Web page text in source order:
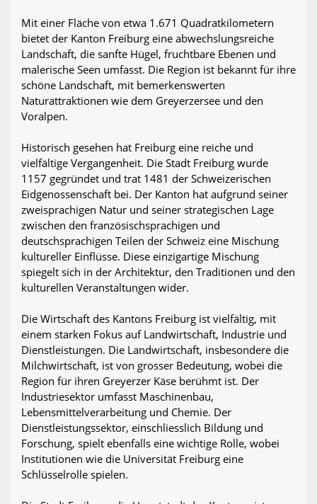
Mit einer Fläche von etwa 1.671 Quadratkilometern
bietet der Kanton Freiburg eine abwechslungsreiche
Landschaft, die sanfte Hügel, fruchtbare Ebenen und
malerische Seen umfasst. Die Region ist bekannt für ihre
schöne Landschaft, mit bemerkenswerten
Naturattraktionen wie dem Greyerzersee und den
Voralpen.
Historisch gesehen hat Freiburg eine reiche und
vielfältige Vergangenheit. Die Stadt Freiburg wurde
1157 gegründet und trat 1481 der Schweizerischen
Eidgenossenschaft bei. Der Kanton hat aufgrund seiner
zweisprachigen Natur und seiner strategischen Lage
zwischen den französischsprachigen und
deutschsprachigen Teilen der Schweiz eine Mischung
kultureller Einflüsse. Diese einzigartige Mischung
spiegelt sich in der Architektur, den Traditionen und den
kulturellen Veranstaltungen wider.
Die Wirtschaft des Kantons Freiburg ist vielfältig, mit
einem starken Fokus auf Landwirtschaft, Industrie und
Dienstleistungen. Die Landwirtschaft, insbesondere die
Milchwirtschaft, ist von grosser Bedeutung, wobei die
Region für ihren Greyerzer Käse berühmt ist. Der
Industriesektor umfasst Maschinenbau,
Lebensmittelverarbeitung und Chemie. Der
Dienstleistungssektor, einschliesslich Bildung und
Forschung, spielt ebenfalls eine wichtige Rolle, wobei
Institutionen wie die Universität Freiburg eine
Schlüsselrolle spielen.